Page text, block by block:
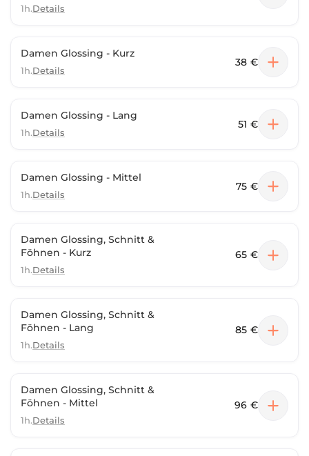
1h.Details
Damen Glossing - Kurz
1h.Details
38 €
Damen Glossing - Lang
1h.Details
51 €
Damen Glossing - Mittel
1h.Details
75 €
Damen Glossing, Schnitt &
Föhnen - Kurz
1h.Details
65 €
Damen Glossing, Schnitt &
Föhnen - Lang
1h.Details
85 €
Damen Glossing, Schnitt &
Föhnen - Mittel
1h.Details
96 €